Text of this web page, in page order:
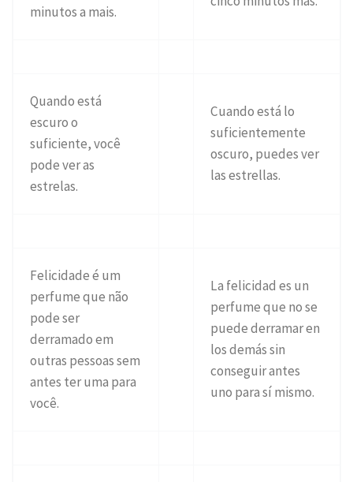
minutos a mais.
Quando está
escuro o
suficiente, você
pode ver as
estrelas.
Cuando está lo
suficientemente
oscuro, puedes ver
las estrellas.
Felicidade é um
perfume que não
pode ser
derramado em
outras pessoas sem
antes ter uma para
você.
La felicidad es un
perfume que no se
puede derramar en
los demás sin
conseguir antes
uno para sí mismo.